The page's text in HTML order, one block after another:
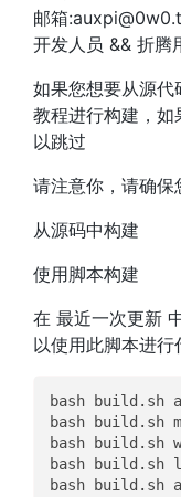
邮箱
开发人员 && 折腾
如果您想要从源
教程进行构建，
以跳过
请注意你，请确保
从源码中构建
使用脚本构建
在 最近一次更新
以使用此脚本进行
bash build.sh
bash build.sh
bash build.sh
bash build.sh
bash build.sh